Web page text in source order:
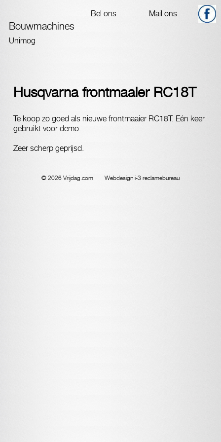
Bouwmachines
Unimog
Husqvarna frontmaaier RC18T
Te koop zo goed als nieuwe frontmaaier RC18T. Eén keer
gebruikt voor demo.
Zeer scherp geprijsd.
© 2026 Vrijdag.com Webdesign i-3 reclamebureau